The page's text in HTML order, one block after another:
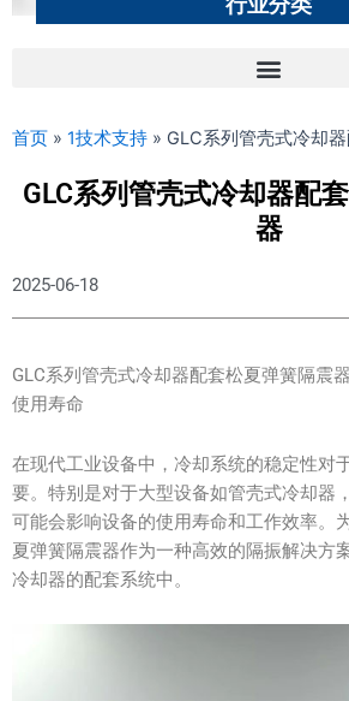
首页 » 1技术支持 » GLC系列管壳式冷却
GLC系列管壳式冷却器配
器
2025-06-18
GLC系列管壳式冷却器配套松夏弹簧隔震
使用寿命
在现代工业设备中，冷却系统的稳定性对
要。特别是对于大型设备如管壳式冷却器
可能会影响设备的使用寿命和工作效率。
夏弹簧隔震器作为一种高效的隔振解决方
冷却器的配套系统中。